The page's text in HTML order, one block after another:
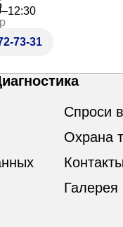
73-31
Спроси
Охрана
Контакты
Галерея